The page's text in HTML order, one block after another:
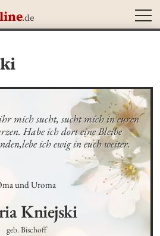
.de
mich sucht, sucht mich in euren
Habe ich dort eine Bleibe
ich ewig in euch weiter.
und Uroma
Kniejski
geb. Bischoff